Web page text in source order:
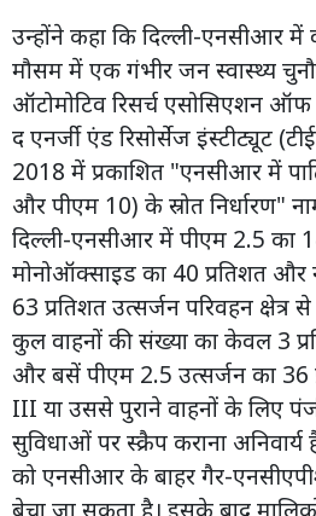
उन्होंने कहा कि दिल्ली-एनसीआर में
मौसम में एक गंभीर जन स्वास्थ्य
ऑटोमोटिव रिसर्च एसोसिएशन
द एनर्जी एंड रिसोर्सेज इंस्टीट्यूट
2018 में प्रकाशित "एनसीआर में
और पीएम 10) के स्रोत निर्धारण"
दिल्ली-एनसीआर में पीएम 2.5 का
मोनोऑक्साइड का 40 प्रतिशत और
63 प्रतिशत उत्सर्जन परिवहन क्षेत्र से
कुल वाहनों की संख्या का केवल 3
और बसें पीएम 2.5 उत्सर्जन का 36
III या उससे पुराने वाहनों के लिए
सुविधाओं पर स्क्रैप कराना
को एनसीआर के बाहर गैर-
बेचा जा सकता है। इसके बाद